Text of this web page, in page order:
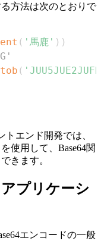
方法は次のとおりで
( '馬鹿' ) )
(
トエンド開発では、
使用して、Base64関
きます。
プリケーシ
エンコードの一般